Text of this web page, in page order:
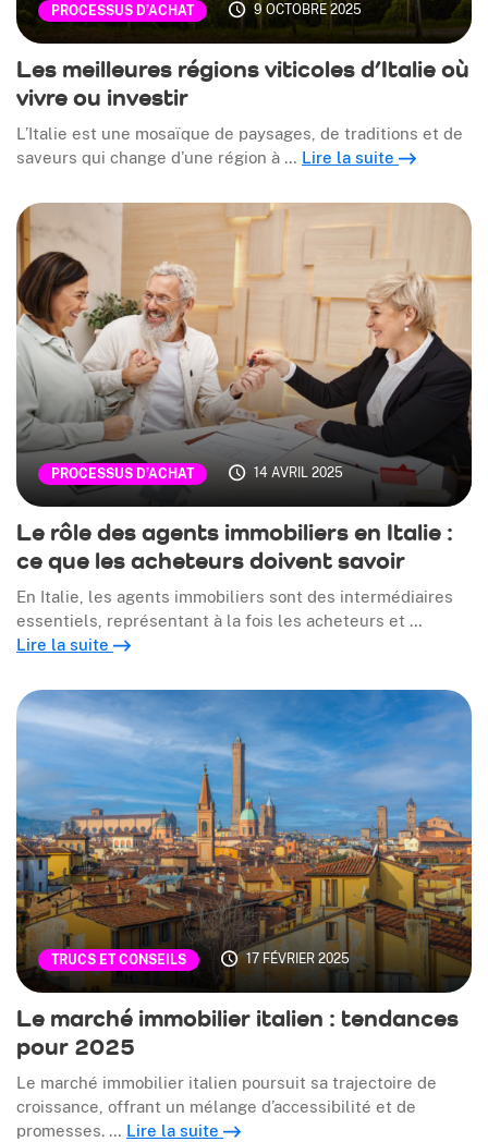
PROCESSUS D’ACHAT 9 OCTOBRE 2025
Les meilleures régions viticoles d’Italie où
vivre ou investir
L’Italie est une mosaïque de paysages, de traditions et de
saveurs qui change d’une région à … Lire la suite
PROCESSUS D’ACHAT 14 AVRIL 2025
Le rôle des agents immobiliers en Italie :
ce que les acheteurs doivent savoir
En Italie, les agents immobiliers sont des intermédiaires
essentiels, représentant à la fois les acheteurs et …
Lire la suite
TRUCS ET CONSEILS 17 FÉVRIER 2025
Le marché immobilier italien : tendances
pour 2025
Le marché immobilier italien poursuit sa trajectoire de
croissance, offrant un mélange d’accessibilité et de
promesses. … Lire la suite